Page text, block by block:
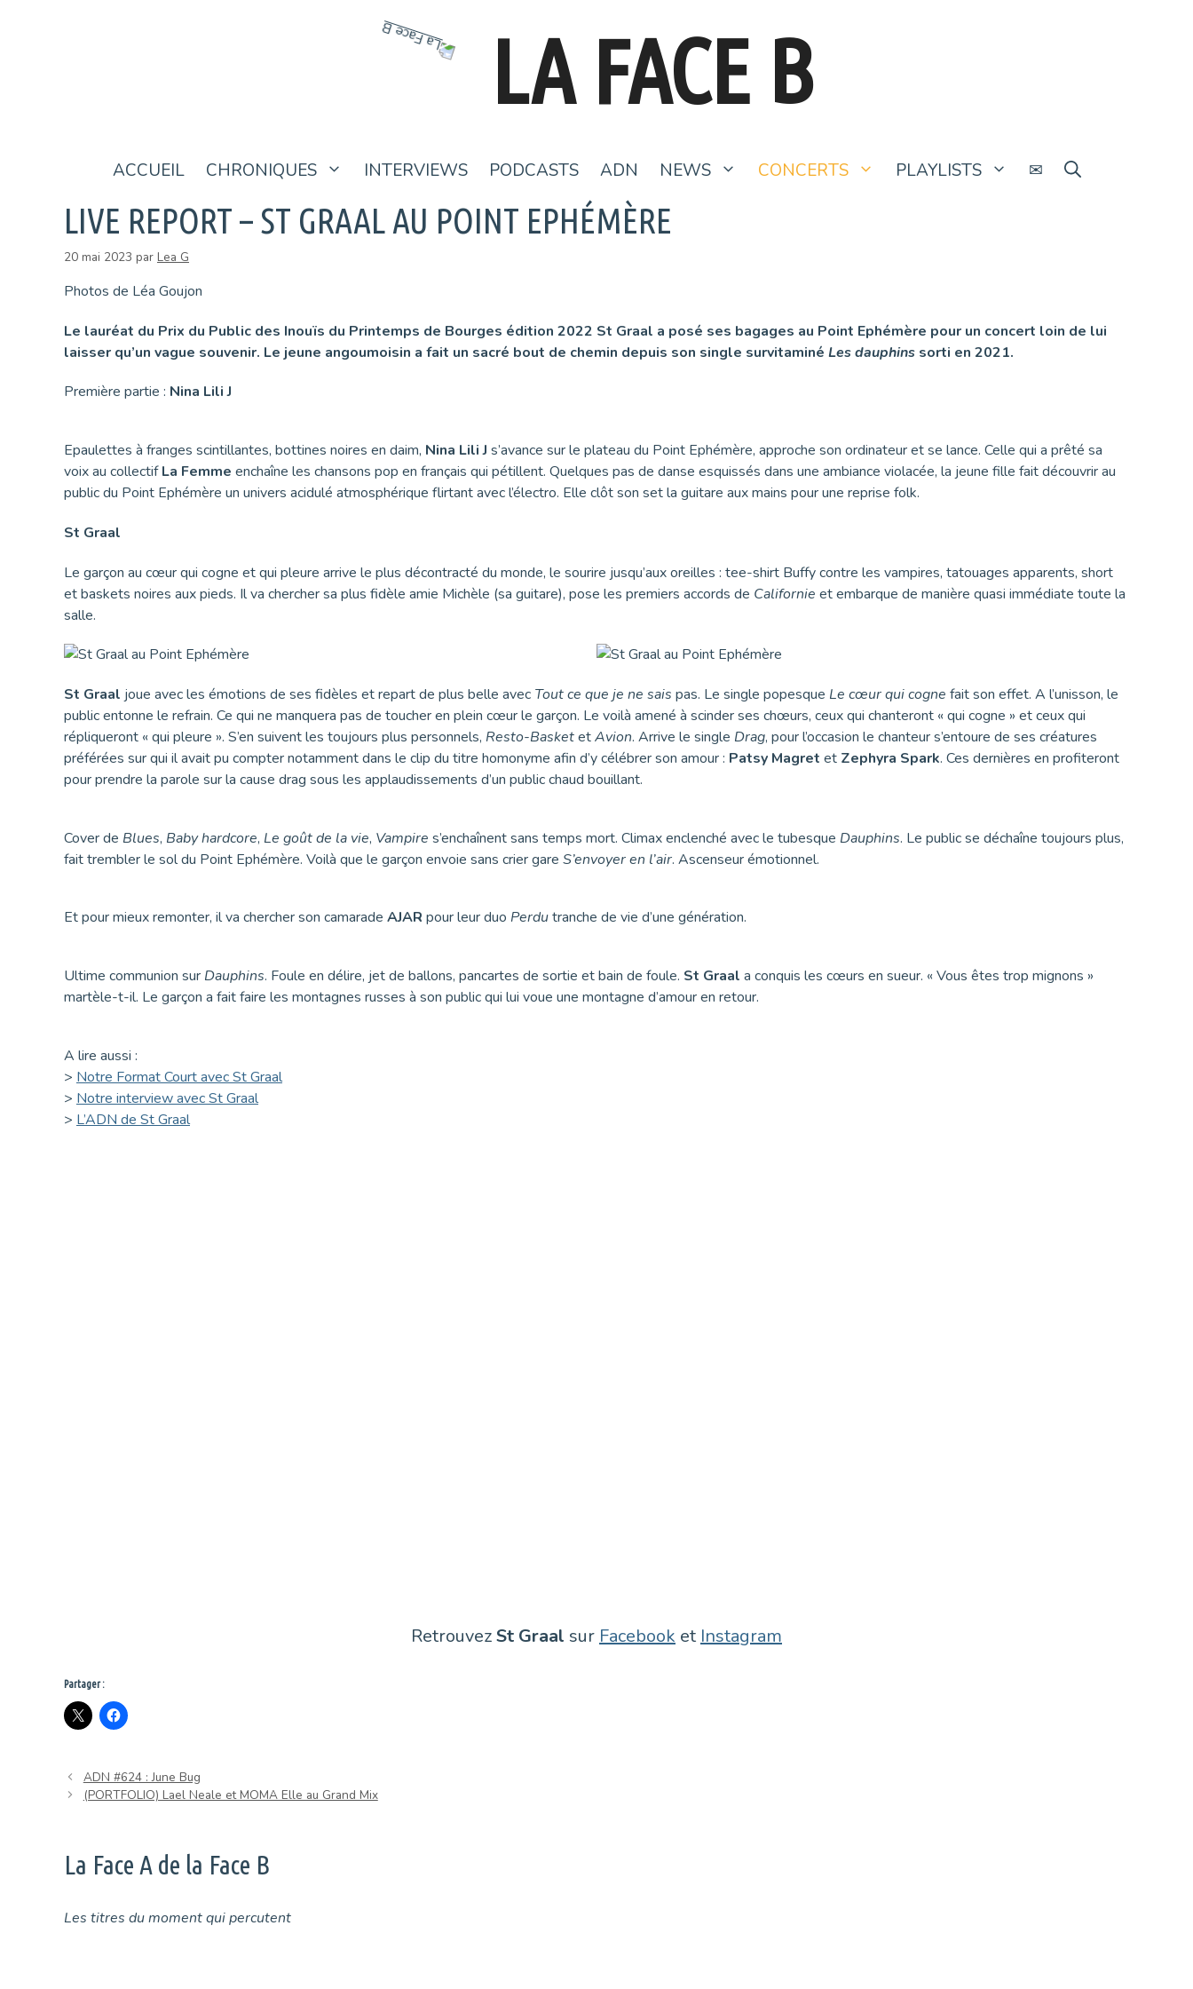
LA FACE B
ACCUEIL CHRONIQUES INTERVIEWS PODCASTS ADN NEWS CONCERTS PLAYLISTS ✉
LIVE REPORT – ST GRAAL AU POINT EPHÉMÈRE
20 mai 2023 par Lea G
Photos de Léa Goujon
Le lauréat du Prix du Public des Inouïs du Printemps de Bourges édition 2022 St Graal a posé ses bagages au Point Ephémère pour un concert loin de lui
laisser qu’un vague souvenir. Le jeune angoumoisin a fait un sacré bout de chemin depuis son single survitaminé Les dauphins sorti en 2021.
Première partie : Nina Lili J
Epaulettes à franges scintillantes, bottines noires en daim, Nina Lili J s’avance sur le plateau du Point Ephémère, approche son ordinateur et se lance. Celle qui a prêté sa
voix au collectifLa Femme enchaîne les chansons pop en français qui pétillent. Quelques pas de danse esquissés dans une ambiance violacée, la jeune fille fait découvrir au
public du Point Ephémère un univers acidulé atmosphérique flirtant avec l’électro. Elle clôt son set la guitare aux mains pour une reprise folk.
St Graal
Le garçon au cœur qui cogne et qui pleure arrive le plus décontracté du monde, le sourire jusqu’aux oreilles : tee-shirt Buffy contre les vampires, tatouages apparents, short
et baskets noires aux pieds. Il va chercher sa plus fidèle amie Michèle (sa guitare), pose les premiers accords de Californie et embarque de manière quasi immédiate toute la
salle.
St Graal joue avec les émotions de ses fidèles et repart de plus belle avec Tout ce que je ne sais pas. Le single popesque Le cœur qui cogne fait son effet. A l’unisson, le
public entonne le refrain. Ce qui ne manquera pas de toucher en plein cœur le garçon. Le voilà amené à scinder ses chœurs, ceux qui chanteront « qui cogne » et ceux qui
répliqueront « qui pleure ». S’en suivent les toujours plus personnels, Resto-BasketetAvion. Arrive le single Drag, pour l’occasion le chanteur s’entoure de ses créatures
préférées sur qui il avait pu compter notamment dans le clip du titre homonyme afin d’y célébrer son amour : Patsy Magret et Zephyra Spark. Ces dernières en profiteront
pour prendre la parole sur la cause drag sous les applaudissements d’un public chaud bouillant.
Cover de Blues, Baby hardcore, Le goût de la vie, Vampire s’enchaînent sans temps mort. Climax enclenché avec le tubesque Dauphins. Le public se déchaîne toujours plus,
fait trembler le sol du Point Ephémère. Voilà que le garçon envoie sans crier gare S’envoyer en l’air. Ascenseur émotionnel.
Et pour mieux remonter, il va chercher son camarade AJAR pour leur duo Perdutranche de vie d’une génération.
Ultime communion sur Dauphins. Foule en délire, jet de ballons, pancartes de sortie et bain de foule. St Graal a conquis les cœurs en sueur. « Vous êtes trop mignons »
martèle-t-il. Le garçon a fait faire les montagnes russes à son public qui lui voue une montagne d’amour en retour.
A lire aussi :
> Notre Format Court avec St Graal
> Notre interview avec St Graal
> L’ADN de St Graal
RetrouvezSt Graal sur Facebook et Instagram
Partager :
ADN #624 : June Bug
(PORTFOLIO) Lael Neale et MOMA Elle au Grand Mix
La Face A de la Face B
Les titres du moment qui percutent